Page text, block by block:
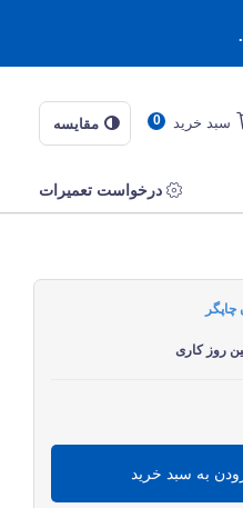
0 سبد خرید مقایسه
درخواست تعمیرات
چاپگر
روز کاری
به سبد خرید